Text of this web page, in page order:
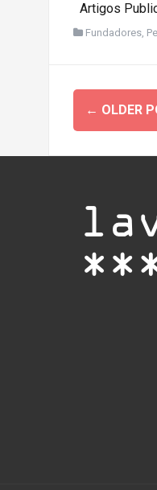
Artigos
Fundadores,
Posts
← OLDER